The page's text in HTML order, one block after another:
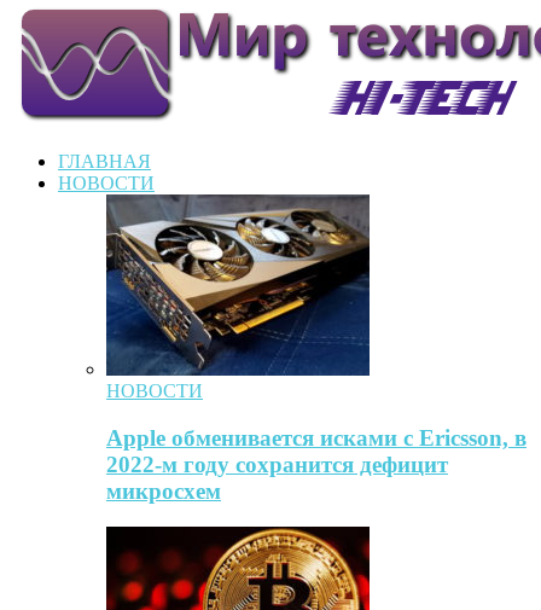
ГЛАВНАЯ
НОВОСТИ
НОВОСТИ
Apple обменивается исками с Ericsson, в
2022-м году сохранится дефицит
микросхем